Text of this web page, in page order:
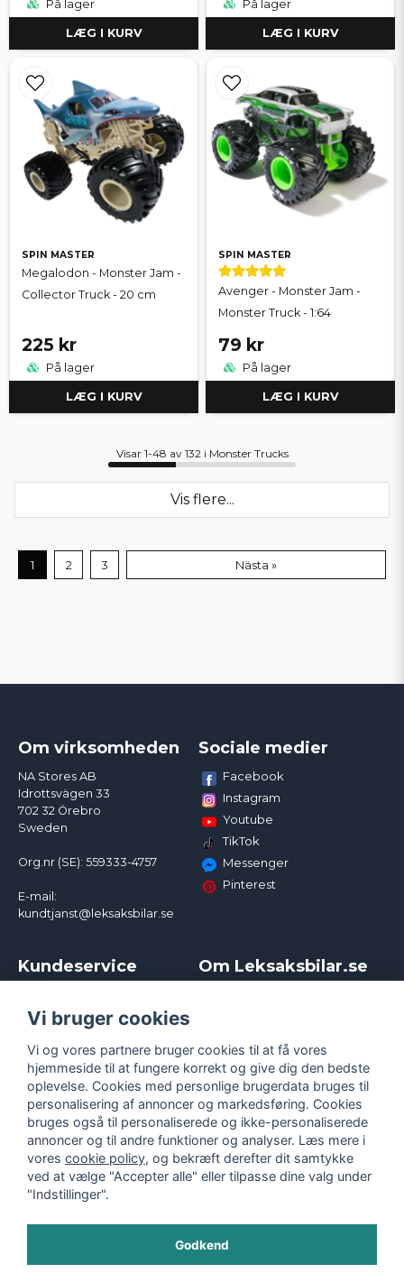
På lager
LÆG I KURV
På lager
LÆG I KURV
SPIN MASTER
Megalodon - Monster Jam -
Collector Truck - 20 cm
225 kr
På lager
LÆG I KURV
SPIN MASTER
Avenger - Monster Jam -
Monster Truck - 1:64
79 kr
På lager
LÆG I KURV
Visar 1-48 av 132 i Monster Trucks
Vis flere...
1 2 3 Nästa »
Om virksomheden
NA Stores AB
Idrottsvägen 33
702 32 Örebro
Sweden
Org.nr (SE): 559333-4757
E-mail:
kundtjanst@leksaksbilar.se
Sociale medier
Facebook
Instagram
Youtube
TikTok
Messenger
Pinterest
Kundeservice
Kampagner og rabatter
Reklamation
Policy chase cars
Returnera
Logga in
Om Leksaksbilar.se
Handelsbetingelser
Persondatapolitik
Cookies
Vi bruger cookies
Vi og vores partnere bruger cookies til at få vores
hjemmeside til at fungere korrekt og give dig den bedste
oplevelse. Cookies med personlige brugerdata bruges til
personalisering af annoncer og markedsføring. Cookies
bruges også til personaliserede og ikke-personaliserede
annoncer og til andre funktioner og analyser. Læs mere i
vores cookie policy, og bekræft derefter dit samtykke
ved at vælge "Accepter alle" eller tilpasse dine valg under
"Indstillinger".
Godkend